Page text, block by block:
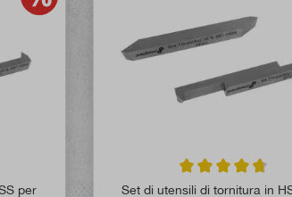
5 su 5 stelle
per
Valutazione media
Set di utensili di tornitura in